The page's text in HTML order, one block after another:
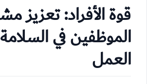
قوة الأفراد: تعزيز
الموظفين في
العمل